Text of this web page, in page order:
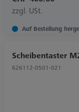
zzgl. USt.
Auf Bestellung
Scheibentaster
626112-0501-021